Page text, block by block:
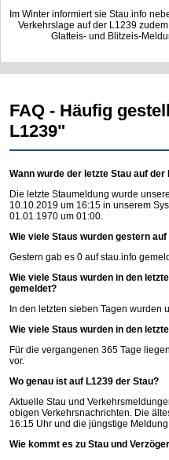
Im Winter informiert sie Stau.info
Verkehrslage auf der L1239
Glatteis- und Blitzeis-
FAQ - Häufig
L1239"
Wann wurde der letzte Stau auf der
Die letzte Staumeldung wurde
10.10.2019 um 16:15 in unserem
01.01.1970 um 01:00.
Wie viele Staus wurden gestern
Gestern gab es 0 aufstau.info
Wie viele Staus wurden in den
gemeldet?
In den letzten sieben Tagen wurden
Wie viele Staus wurden in den
Für die vergangenen 365 Tage
vor.
Wo genau ist auf L1239 der Stau?
Aktuelle Stau und
obigen Verkehrsnachrichten. Die
16:15 Uhr und die jüngstige
Wie kommt es zu Stau und